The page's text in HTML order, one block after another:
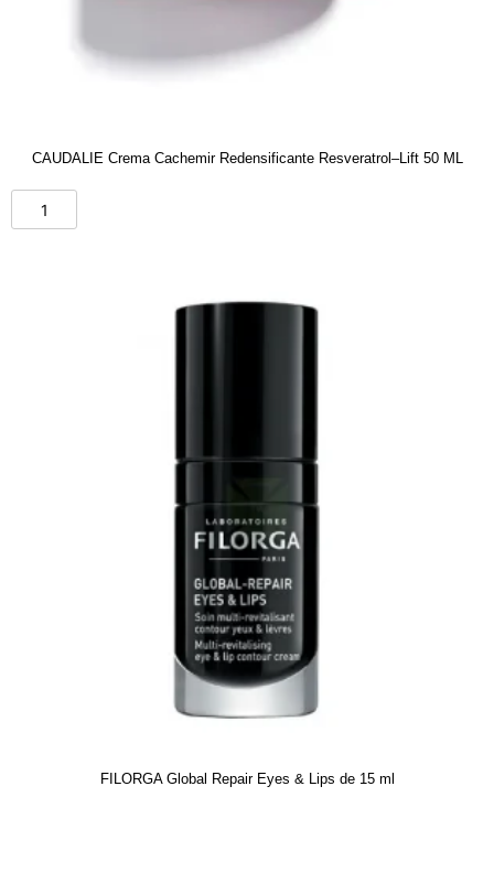
CAUDALIE Crema Cachemir Redensificante Resveratrol–Lift 50 ML
FILORGA Global Repair Eyes & Lips de 15 ml